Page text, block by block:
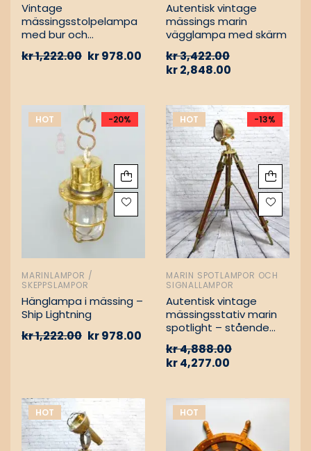
Vintage
mässingsstolpelampa
med bur och
Nautisk
kr1,222.00 kr978.00
Autentisk vintage
mässings marin
vägglampa med skärm
kr3,422.00
kr2,848.00
HOT -20%
MARINLAMPOR /
SKEPPSLAMPOR
Hänglampa i mässing –
Ship Lightning
kr1,222.00 kr978.00
HOT -13%
MARIN SPOTLAMPOR OCH
SIGNALLAMPOR
Autentisk vintage
mässingsstativ marin
spotlight – stående
kr4,888.00
kr4,277.00
HOT HOT